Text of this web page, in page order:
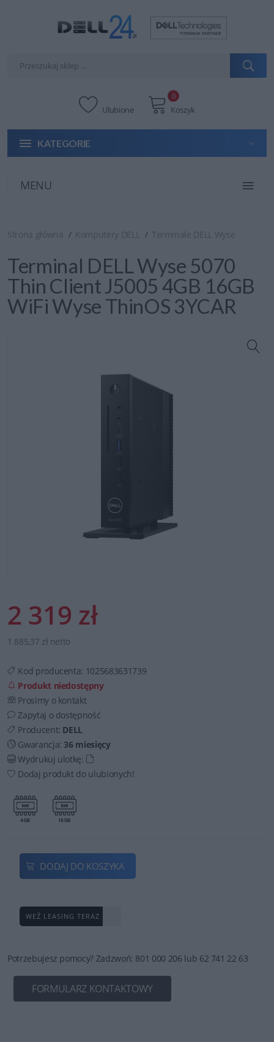
Ulubione Koszyk
0
KATEGORIE
MENU
Strona główna Komputery DELL Terminale DELL Wyse
Terminal DELL Wyse 5070
Thin Client J5005 4GB 16GB
WiFi Wyse ThinOS 3YCAR
2 319 zł
1 885,37 zł netto
Kod producenta: 1025683631739
Produkt niedostępny
Prosimy o kontakt
Zapytaj o dostępność
Producent: DELL
Gwarancja:36 miesięcy
Wydrukuj ulotkę:
Dodaj produkt do ulubionych!
DODAJ DO KOSZYKA
WEŹ LEASING TERAZ
Potrzebujesz pomocy? Zadzwoń: 801 000 206 lub 62 741 22 63
FORMULARZ KONTAKTOWY